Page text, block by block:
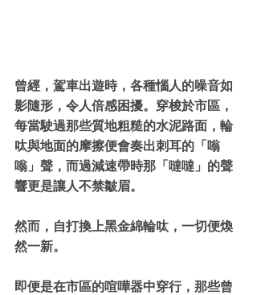
曾經，駕車出遊時，各種惱人的噪音如
影隨形，令人倍感困擾。穿梭於市區，
每當駛過那些質地粗糙的水泥路面，輪
呔與地面的摩擦便會奏出刺耳的「嗡
嗡」聲，而過減速帶時那「噠噠」的聲
響更是讓人不禁皺眉。
然而，自打換上黑金綿輪呔，一切便煥
然一新。
即便是在市區的喧嘩器中穿行，那些曾